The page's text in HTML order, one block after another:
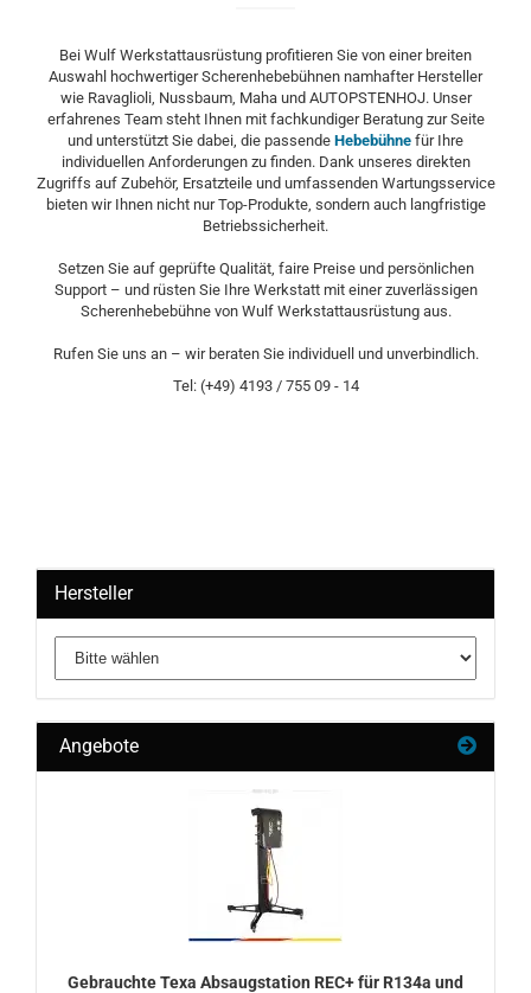
Bei Wulf Werkstattausrüstung profitieren Sie von einer breiten
Auswahl hochwertiger Scherenhebebühnen namhafter Hersteller
wie Ravaglioli, Nussbaum, Maha und AUTOPSTENHOJ. Unser
erfahrenes Team steht Ihnen mit fachkundiger Beratung zur Seite
und unterstützt Sie dabei, die passende Hebebühne für Ihre
individuellen Anforderungen zu finden. Dank unseres direkten
Zugriffs auf Zubehör, Ersatzteile und umfassenden Wartungsservice
bieten wir Ihnen nicht nur Top-Produkte, sondern auch langfristige
Betriebssicherheit.
Setzen Sie auf geprüfte Qualität, faire Preise und persönlichen
Support – und rüsten Sie Ihre Werkstatt mit einer zuverlässigen
Scherenhebebühne von Wulf Werkstattausrüstung aus.
Rufen Sie uns an – wir beraten Sie individuell und unverbindlich.
Tel: (+49) 4193 / 755 09 - 14
Hersteller
Angebote
Ge­brauch­te Texa Ab­saug­sta­ti­on REC+ für R134a und